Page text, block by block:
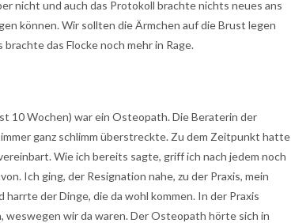
nicht und auch das Protokoll brachte nichts neues ans
können. Wir sollten die Ärmchen auf die Brust legen
das Flocke noch mehr in Rage.
10 Wochen) war ein Osteopath. Die Beraterin der
ganz schlimm überstreckte. Zu dem Zeitpunkt hatte
Wie ich bereits sagte, griff ich nach jedem noch
Ich ging, der Resignation nahe, zu der Praxis, mein
der Dinge, die da wohl kommen. In der Praxis
weswegen wir da waren. Der Osteopath hörte sich in